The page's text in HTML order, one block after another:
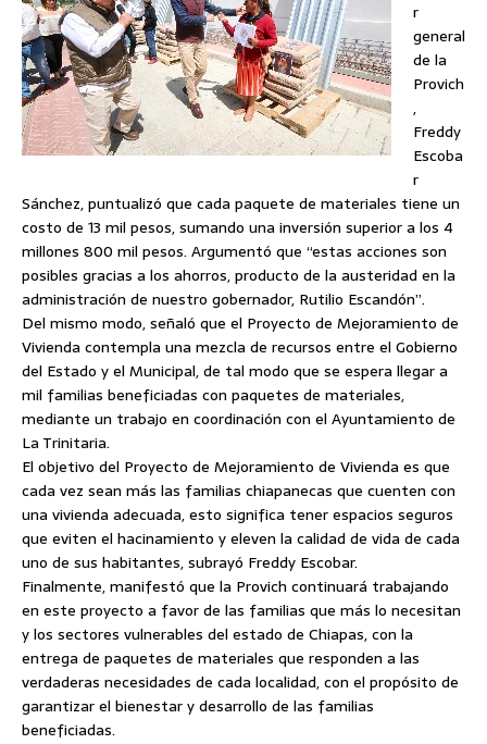
r
general
de la
Provich
,
Freddy
Escoba
r
Sánchez, puntualizó que cada paquete de materiales tiene un
costo de 13 mil pesos, sumando una inversión superior a los 4
millones 800 mil pesos. Argumentó que “estas acciones son
posibles gracias a los ahorros, producto de la austeridad en la
administración de nuestro gobernador, Rutilio Escandón”.
Del mismo modo, señaló que el Proyecto de Mejoramiento de
Vivienda contempla una mezcla de recursos entre el Gobierno
del Estado y el Municipal, de tal modo que se espera llegar a
mil familias beneficiadas con paquetes de materiales,
mediante un trabajo en coordinación con el Ayuntamiento de
La Trinitaria.
El objetivo del Proyecto de Mejoramiento de Vivienda es que
cada vez sean más las familias chiapanecas que cuenten con
una vivienda adecuada, esto significa tener espacios seguros
que eviten el hacinamiento y eleven la calidad de vida de cada
uno de sus habitantes, subrayó Freddy Escobar.
Finalmente, manifestó que la Provich continuará trabajando
en este proyecto a favor de las familias que más lo necesitan
y los sectores vulnerables del estado de Chiapas, con la
entrega de paquetes de materiales que responden a las
verdaderas necesidades de cada localidad, con el propósito de
garantizar el bienestar y desarrollo de las familias
beneficiadas.